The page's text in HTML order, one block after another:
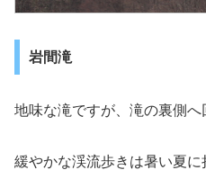
岩間滝
地味な滝ですが、滝の裏側へ
緩やかな渓流歩きは暑い夏に